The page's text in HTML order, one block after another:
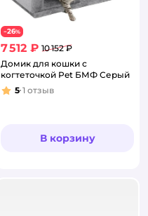
−26%
7 512 ₽ 10 152 ₽
Домик для кошки с
когтеточкой Pet БМФ Серый
Рейтинг:
5 1 отзыв
В корзину